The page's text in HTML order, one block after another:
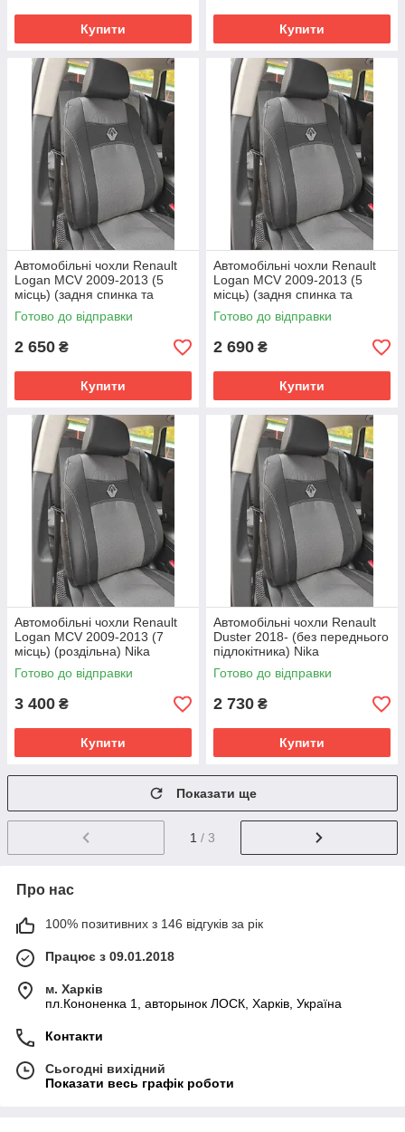
Купити Купити
Автомобільні чохли Renault
Logan MCV 2009-2013 (5
місць) (задня спинка та
сидіння цільні) Nika
Готово до відправки
2 650 ₴
Купити
Автомобільні чохли Renault
Logan MCV 2009-2013 (5
місць) (задня спинка та
сидіння роздільні) Nika
Готово до відправки
2 690 ₴
Купити
Автомобільні чохли Renault
Logan MCV 2009-2013 (7
місць) (роздільна) Nika
Готово до відправки
3 400 ₴
Купити
Автомобільні чохли Renault
Duster 2018- (без переднього
підлокітника) Nika
Готово до відправки
2 730 ₴
Купити
Показати ще
1 / 3
Про нас
100% позитивних з 146 відгуків за рік
Працює з 09.01.2018
м. Харків
пл.Кононенка 1, авторынок ЛОСК, Харків, Україна
Контакти
Сьогодні вихідний
Показати весь графік роботи